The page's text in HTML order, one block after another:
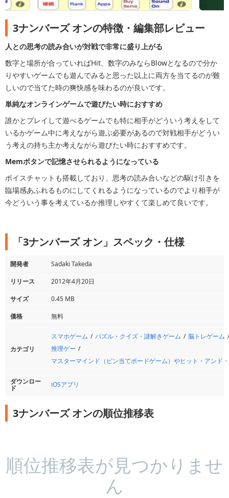
3ナンバーズ オンの特徴・編集部レビュー
人との思考の読み合いが対戦で非常に盛り上がる
数字と場所が合っていればHit、数字のみならBlowとなるので分か
りやすいゲームでも遊んでみると思った以上に両方を当てるのが難
しいので当てた時の爽快感を味わるのが良いです。
単純なオンラインゲームで遊びたい時におすすめ
誰かとプレイして遊べるゲームでも特に相手がどういう考えをして
いるかゲーム中に考えながら遊ぶ必要があるので対戦相手がどうい
う考えの持ち主か考えながら遊びたい時におすすめです。
Memボタンで記憶させられるようになっている
ボイスチャットも搭載しており、思考の読み合いなどの駆け引きを
臨場感あふれるものにしてくれるようになっているのでより相手が
今どういう事を考えているか推理しやすくて楽しめて良いです。
「3ナンバーズ オン」スペック・仕様
開発者
Sadaki Takeda
リリース
2012年4月20日
サイズ
0.45 MB
価格
無料
カテゴリ
スマホゲーム パズル・クイズ・謎解きゲーム
脳トレゲーム
推理ゲー
マスターマインド（ピン当てボードゲーム）やヒット・アンド
ダウンロー
ド iOSアプリ
3ナンバーズ オンの順位推移表
順位推移表が見つかりませ
ん